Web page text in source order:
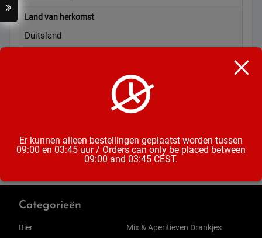
Land van herkomst
Duitsland
Categorieën
Bier
Mix & Aperitieven Drankjes
Er kunnen alleen bestellingen geplaatst worden tussen
09:00 en 03:45 uur / Orders can only be placed between
09:00 and 03:45 CEST.